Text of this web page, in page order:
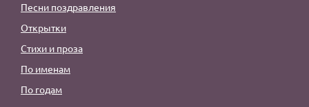
Песни поздравления
Открытки
Стихи и проза
По именам
По годам